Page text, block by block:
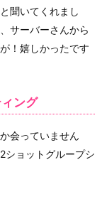
聞いてくれまし
サーバーさんから
！嬉しかったです
ング
会っていません
ショットグループシ